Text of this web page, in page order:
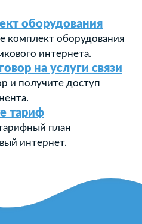
оборудования
комплект оборудования
интернета.
на услуги связи
и получите доступ
тариф
план
интернет.